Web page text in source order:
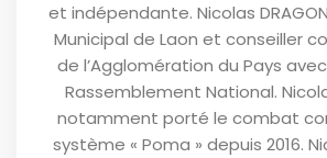
et indépendante. Nicolas
Municipal de Laon et conseiller
de l’Agglomération du Pays
Rassemblement National.
notamment porté le combat
système « Poma » depuis 2016.